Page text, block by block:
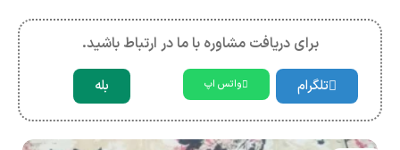
برای دریافت مشاوره با ما در ارتباط باشید.
تلگرام واتس اپ بله